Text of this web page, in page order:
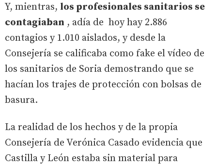
Y, mientras, los profesionales sanitarios se
contagiaban , adía de hoy hay 2.886
contagios y 1.010 aislados, y desde la
Consejería se calificaba como fake el vídeo de
los sanitarios de Soria demostrando que se
hacían los trajes de protección con bolsas de
basura.
La realidad de los hechos y de la propia
Consejería de Verónica Casado evidencia que
Castilla y León estaba sin material para